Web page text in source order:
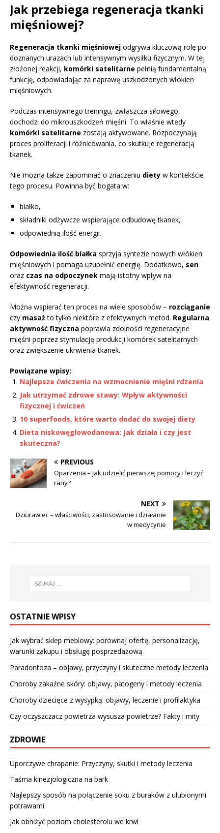
Jak przebiega regeneracja tkanki
mięśniowej?
Regeneracja tkanki mięśniowej odgrywa kluczową rolę po
doznanych urazach lub intensywnym wysiłku fizycznym. W tej
złożonej reakcji, komórki satelitarne pełnią fundamentalną
funkcję, odpowiadając za naprawę uszkodzonych włókien
mięśniowych.
Podczas intensywnego treningu, zwłaszcza siłowego,
dochodzi do mikrouszkodzeń mięśni. To właśnie wtedy
komórki satelitarne zostają aktywowane. Rozpoczynają
proces proliferacji i różnicowania, co skutkuje regeneracją
tkanek.
Nie można także zapominać o znaczeniu diety w kontekście
tego procesu. Powinna być bogata w:
białko,
składniki odżywcze wspierające odbudowę tkanek,
odpowiednią ilość energii.
Odpowiednia ilość białka sprzyja syntezie nowych włókien
mięśniowych i pomaga uzupełnić energię. Dodatkowo, sen
oraz czas na odpoczynek mają istotny wpływ na
efektywność regeneracji.
Można wspierać ten proces na wiele sposobów – rozciąganie
czy masażto tylko niektóre z efektywnych metod. Regularna
aktywność fizyczna poprawia zdolności regeneracyjne
mięśni poprzez stymulację produkcji komórek satelitarnych
oraz zwiększenie ukrwienia tkanek.
Powiązane wpisy:
Najlepsze ćwiczenia na wzmocnienie mięśni rdzenia
Jak utrzymać zdrowe stawy: Wpływ aktywności
fizycznej i ćwiczeń
10 superfoods, które warto dodać do swojej diety
Dieta niskowęglowodanowa: Jak działa i czy jest
skuteczna?
PREVIOUS
Oparzenia – jak udzielić pierwszej pomocy i leczyć
rany?
NEXT
Dziurawiec – właściwości, zastosowanie i działanie
w medycynie
OSTATNIE WPISY
Jak wybrać sklep meblowy: porównaj ofertę, personalizację,
warunki zakupu i obsługę posprzedażową
Paradontoza – objawy, przyczyny i skuteczne metody leczenia
Choroby zakaźne skóry: objawy, patogeny i metody leczenia
Choroby dziecięce z wysypką: objawy, leczenie i profilaktyka
Czy oczyszczacz powietrza wysusza powietrze? Fakty i mity
ZDROWIE
Uporczywe chrapanie: Przyczyny, skutki i metody leczenia
Taśma kinezjologiczna na bark
Najlepszy sposób na połączenie soku z buraków z ulubionymi
potrawami
Jak obniżyć poziom cholesterolu we krwi